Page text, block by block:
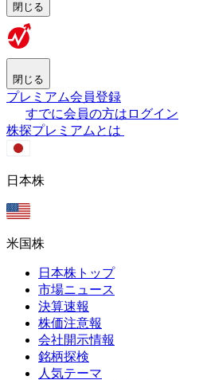
閉じる
閉じる
プレミアム会員登録
すでに会員の方はログイン
株探プレミアムとは
日本株
米国株
日本株トップ
市場ニュース
決算速報
株価注意報
会社開示情報
銘柄探検
人気テーマ